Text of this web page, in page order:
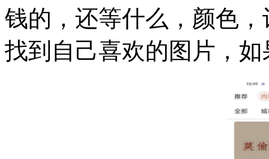
钱的，还等什么，颜色
找到自己喜欢的图片，